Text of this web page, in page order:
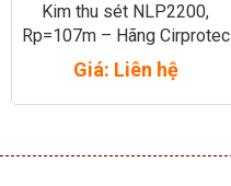
Kim thu sét NLP2200,
Rp=107m – Hãng Cirprotec
– Tây Ban Nha
Giá: Liên hệ